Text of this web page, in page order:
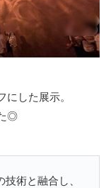
した展示。
◎
術と融合し、